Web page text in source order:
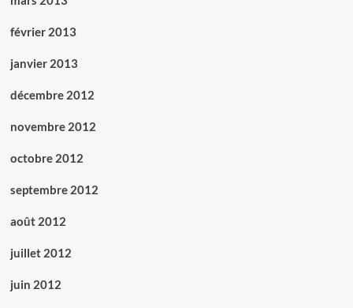
février 2013
janvier 2013
décembre 2012
novembre 2012
octobre 2012
septembre 2012
août 2012
juillet 2012
juin 2012